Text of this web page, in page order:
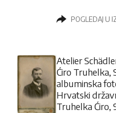
POGLEDAJ U
Atelier
Ćiro Truhelka,
albuminska
Hrvatski
Truhelka Ćiro,